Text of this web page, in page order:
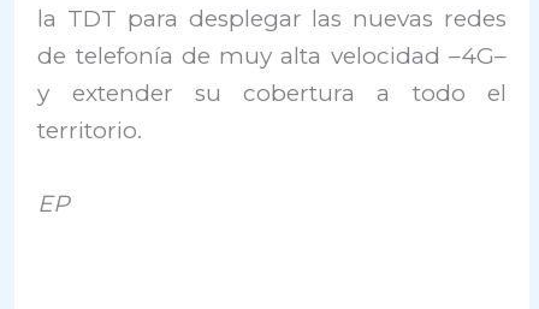
la TDT para desplegar las nuevas redes
de telefonía de muy alta velocidad –4G–
y extender su cobertura a todo el
territorio.
EP